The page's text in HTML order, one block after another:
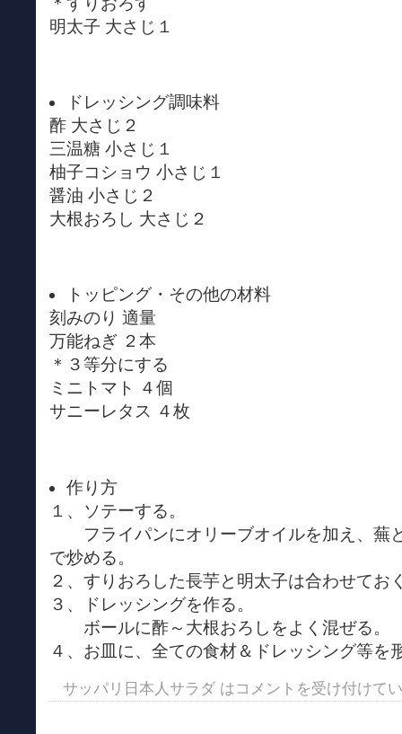
明太子 大さじ１
ドレッシング調味料
酢 大さじ２
三温糖 小さじ１
柚子コショウ 小さじ１
醤油 小さじ２
大根おろし 大さじ２
トッピング・その他の材料
刻みのり 適量
万能ねぎ ２本
＊３等分にする
ミニトマト ４個
サニーレタス ４枚
作り方
１、ソテーする。
フライパンにオリーブオイルを加え、蕪
で炒める。
２、すりおろした長芋と明太子は合わせてお
３、ドレッシングを作る。
ボールに酢～大根おろしをよく混ぜる。
４、お皿に、全ての食材＆ドレッシング等を
サッパリ日本人サラダ は コメントを受け付けて